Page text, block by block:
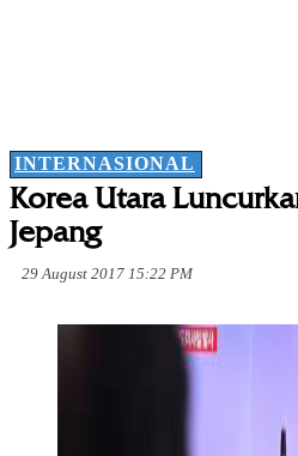
INTERNASIONAL
Korea Utara
Jepang
29 August 2017 15:22 PM